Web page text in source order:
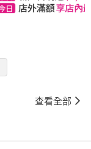
查看全部